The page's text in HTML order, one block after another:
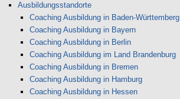
Ausbildungsstandorte
Coaching Ausbildung in Baden-Württemberg
Coaching Ausbildung in Bayern
Coaching Ausbildung in Berlin
Coaching Ausbildung im Land Brandenburg
Coaching Ausbildung in Bremen
Coaching Ausbildung in Hamburg
Coaching Ausbildung in Hessen